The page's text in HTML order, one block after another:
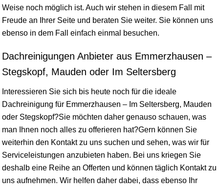
Weise noch möglich ist. Auch wir stehen in diesem Fall mit
Freude an Ihrer Seite und beraten Sie weiter. Sie können uns
ebenso in dem Fall einfach einmal besuchen.
Dachreinigungen Anbieter aus Emmerzhausen –
Stegskopf, Mauden oder Im Seltersberg
Interessieren Sie sich bis heute noch für die ideale
Dachreinigung für Emmerzhausen – Im Seltersberg, Mauden
oder Stegskopf?Sie möchten daher genauso schauen, was
man Ihnen noch alles zu offerieren hat?Gern können Sie
weiterhin den Kontakt zu uns suchen und sehen, was wir für
Serviceleistungen anzubieten haben. Bei uns kriegen Sie
deshalb eine Reihe an Offerten und können täglich Kontakt zu
uns aufnehmen. Wir helfen daher dabei, dass ebenso Ihr